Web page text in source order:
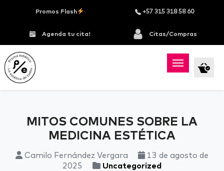
Promos Flash +57 315 318 58 60
Agenda tu cita! Citas/Compras
MITOS COMUNES SOBRE LA
MEDICINA ESTÉTICA
Camilo Fernández Vergara
13 de agosto de
2025
Uncategorized